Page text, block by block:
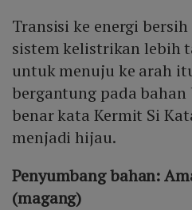
Transisi ke energi
sistem kelistrikan lebih
untuk menuju ke arah
bergantung pada bahan
benar kata Kermit Si
menjadi hijau.
Penyumbang bahan:
(magang)